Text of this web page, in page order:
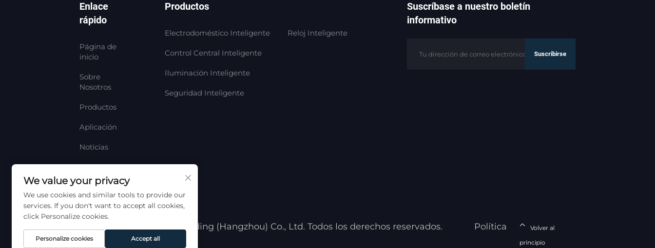
Enlace
rápido
Página de
inicio
Sobre
Nosotros
Productos
Aplicación
Noticias
Contáctanos
Productos
Electrodoméstico Inteligente
Control Central Inteligente
Iluminación Inteligente
Seguridad Inteligente
Reloj Inteligente
Suscríbase a nuestro boletín
informativo
Suscribirse
Copyright © HaoMeng Trading (Hangzhou) Co., Ltd. Todos los derechos reservados.
Política
de privacidad
Volver al
principio
We value your privacy
We use cookies and similar tools to provide our
services. If you don't want to accept all cookies,
click Personalize cookies.
Personalize cookies Accept all